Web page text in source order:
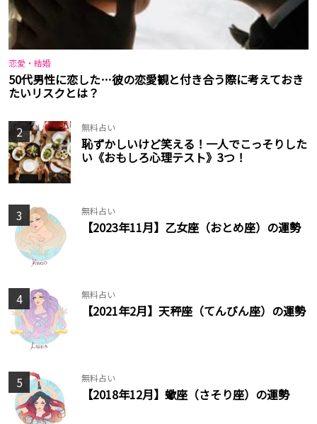
恋愛・結婚
50代男性に恋した…彼の恋愛観と付き合う際に考えておき
たいリスクとは？
2 無料占い
恥ずかしいけど笑える！一人でこっそりした
い《おもしろ心理テスト》3つ！
3 無料占い
【2023年11月】乙女座（おとめ座）の運勢
4 無料占い
【2021年2月】天秤座（てんびん座）の運勢
5 無料占い
【2018年12月】蠍座（さそり座）の運勢